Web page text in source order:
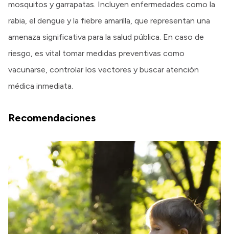
mosquitos y garrapatas. Incluyen enfermedades como la
rabia, el dengue y la fiebre amarilla, que representan una
amenaza significativa para la salud pública. En caso de
riesgo, es vital tomar medidas preventivas como
vacunarse, controlar los vectores y buscar atención
médica inmediata.
Recomendaciones